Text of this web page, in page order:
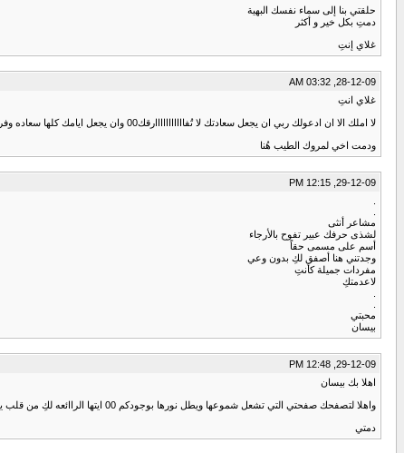
حلقتي بنا إلى سماء نفسك البهية
دمتِ بكل خير و أكثر
غلاي إنتِ
28-12-09, 03:32 AM
غلاي انتِ
لا املك الا ان ادعولك ربي ان يجعل سعادتك لا تُفااااااااااارقك00 وان يجعل ايامك كلها سعاده وفرح
ودمت اخي لمروك الطيب هُنا
29-12-09, 12:15 PM
مشاعر أنثى
لشذى حرفك عبير تفوح بالأرجاء
أسم على مسمى حقاً
وجدتني هنا أصفق لكِ بدون وعي
مفردات جميلة كأنتِ
لاعدمتكِ
محبتي
بيسان
29-12-09, 12:48 PM
اهلا بك بيسان
واهلا لتصفحك صفحتي التي تشعل شموعها ويطل نورها بوجودكم 00 ايتها الراائعه لكِ من قلب يحمل لكِ اجمل باقة وردك لمرورك العطر هُنا
دمتي